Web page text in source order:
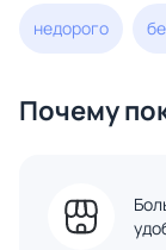
недорого
Почему